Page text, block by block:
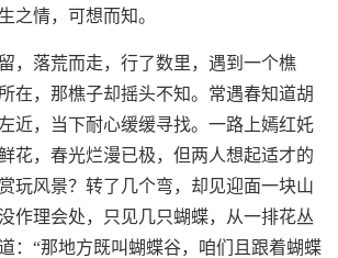
之情，可想而知。
，落荒而走，行了数里，遇到一个樵
在，那樵子却摇头不知。常遇春知道胡
近，当下耐心缓缓寻找。一路上嫣红奼
花，春光烂漫已极，但两人想起适才的
玩风景？转了几个弯，却见迎面一块山
作理会处，只见几只蝴蝶，从一排花丛
：“那地方既叫蝴蝶谷，咱们且跟着蝴蝶